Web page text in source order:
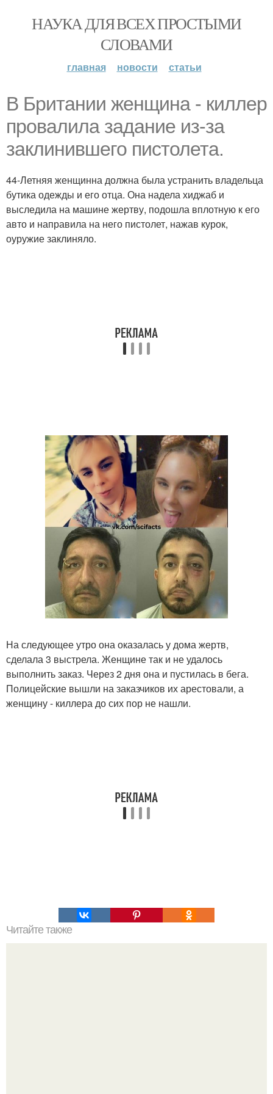
НАУКА ДЛЯ ВСЕХ ПРОСТЫМИ
СЛОВАМИ
главная новости статьи
В Британии женщина - киллер
провалила задание из-за
заклинившего пистолета.
44-Летняя женщинна должна была устранить владельца
бутика одежды и его отца. Она надела хиджаб и
выследила на машине жертву, подошла вплотную к его
авто и направила на него пистолет, нажав курок,
оуружие заклиняло.
На следующее утро она оказалась у дома жертв,
сделала 3 выстрела. Женщине так и не удалось
выполнить заказ. Через 2 дня она и пустилась в бега.
Полицейские вышли на заказчиков их арестовали, а
женщину - киллера до сих пор не нашли.
Читайте также